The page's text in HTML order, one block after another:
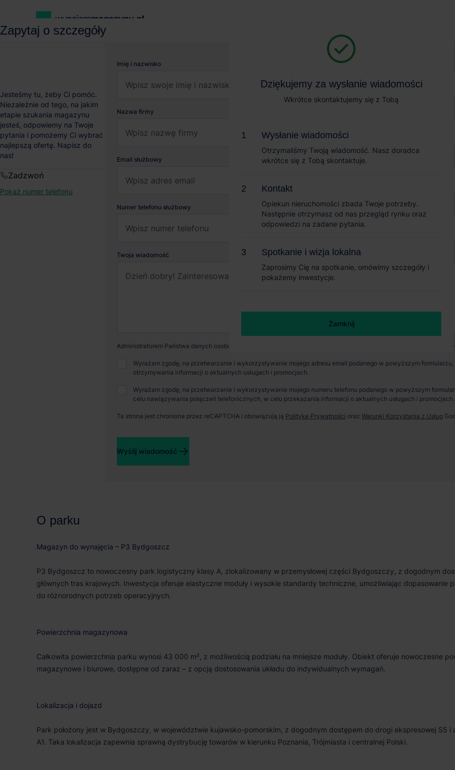
Magazyn P3 Bydgoszcz
Bydgoszcz, Kujawsko-pomorskie
O parku
Magazyn do wynajęcia – P3 Bydgoszcz
P3 Bydgoszcz to nowoczesny park logistyczny klasy A, zlokalizowany w przemysłowej części Bydgoszczy, z dogodnym
głównych tras krajowych. Inwestycja oferuje elastyczne moduły i wysokie standardy techniczne, umożliwiając dopasowanie
do różnorodnych potrzeb operacyjnych.
Powierzchnia magazynowa
Całkowita powierzchnia parku wynosi 43 000 m², z możliwością podziału na mniejsze moduły. Obiekt oferuje nowoczesne
magazynowe i biurowe, dostępne od zaraz – z opcją dostosowania układu do indywidualnych wymagań.
Lokalizacja i dojazd
Park położony jest w Bydgoszczy, w województwie kujawsko-pomorskim, z dogodnym dostępem do drogi ekspresowej S5 i
A1. Taka lokalizacja zapewnia sprawną dystrybucję towarów w kierunku Poznania, Trójmiasta i centralnej Polski.
Dziękujemy za wysłanie wiadomości
Wkrótce skontaktujemy się z Tobą
Wysłanie wiadomości
Otrzymaliśmy Twoją wiadomość. Nasz doradca
wkrótce się z Tobą skontaktuje.
Kontakt
Opiekun nieruchomości zbada Twoje potrzeby.
Następnie otrzymasz od nas przegląd rynku oraz
odpowiedzi na zadane pytania.
Spotkanie i wizja lokalna
Zaprosimy Cię na spotkanie, omówimy szczegóły i
pokażemy inwestycje.
Zamknij
Zapytaj o szczegóły
Jesteśmy tu, żeby Ci pomóc.
Niezależnie od tego, na jakim
etapie szukania magazynu
jesteś, odpowiemy na Twoje
pytania i pomożemy Ci wybrać
najlepszą ofertę. Napisz do
nas!
Zadzwoń
Pokaż numer telefonu
Imię i nazwisko
Nazwa firmy
Email służbowy
Numer telefonu służbowy
Twoja wiadomość
Administratorem Państwa danych osobowych jest CBRE sp. z o. o. z siedzibą w Warszawie, Rondo Daszyńskiego 1,
Wyrażam zgodę, na przetwarzanie i wykorzystywanie mojego adresu email podanego w powyższym
otrzymywania informacji o aktualnych usługach i promocjach.
Wyrażam zgodę, na przetwarzanie i wykorzystywanie mojego numeru telefonu podanego w powyższym
celu nawiązywania połączeń telefonicznych, w celu przekazania informacji o aktualnych usługach i promocjach.
Ta strona jest chroniona przez reCAPTCHA i obowiązują ją Politykę Prywatności orazWarunki Korzystania z Usług
Wyślij wiadomość
Dziękujemy za wysłanie wiadomości
Wkrótce skontaktujemy się z Tobą
Wysłanie wiadomości
Otrzymaliśmy Twoją wiadomość. Nasz doradca
wkrótce się z Tobą skontaktuje.
Kontakt
Opiekun nieruchomości zbada Twoje potrzeby.
Następnie otrzymasz od nas przegląd rynku oraz
odpowiedzi na zadane pytania.
Spotkanie i wizja lokalna
Zaprosimy Cię na spotkanie, omówimy szczegóły i
pokażemy inwestycje.
Zamknij